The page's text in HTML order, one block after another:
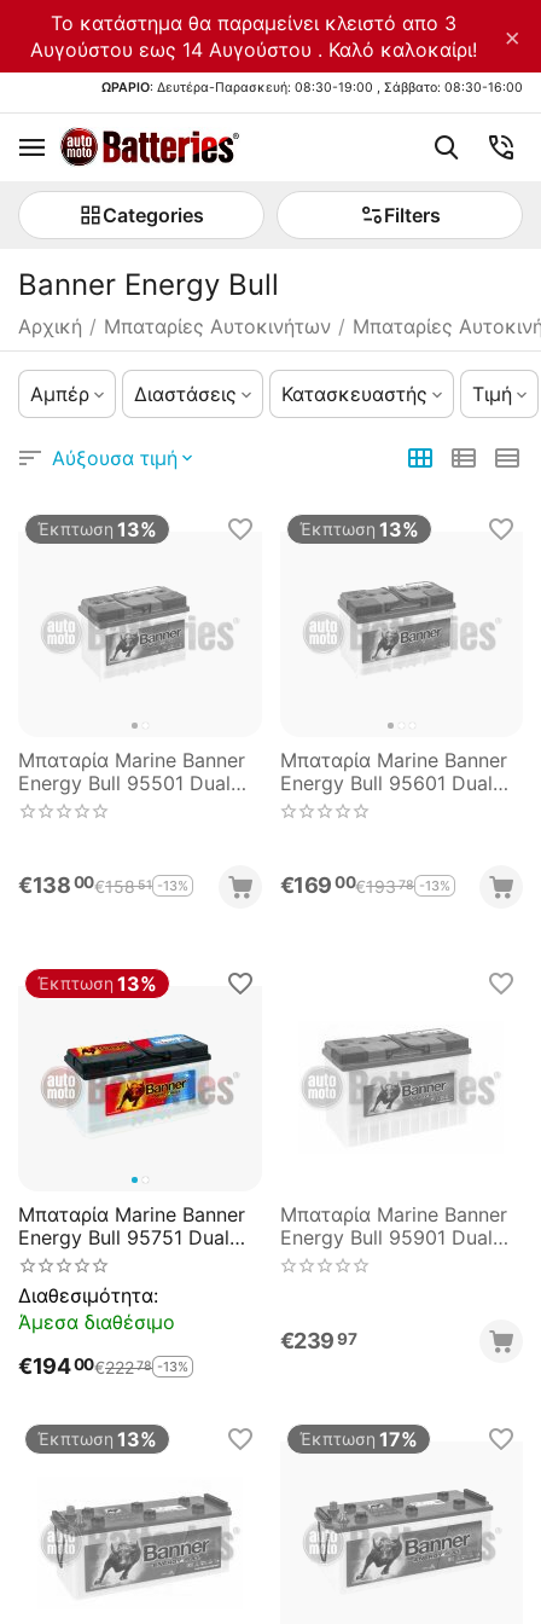
Το κατάστημα θα παραμείνει κλειστό απο 3
Αυγούστου εως 14 Αυγούστου . Καλό καλοκαίρι!
×
ΩΡΑΡΙΟ: Δευτέρα-Παρασκευή: 08:30-19:00 , Σάββατο: 08:30-16:00
Categories Filters
Banner Energy Bull
Αρχική / Μπαταρίες Αυτοκινήτων / Μπαταρίες
Αμπέρ Διαστάσεις Κατασκευαστής Τιμή
Αύξουσα τιμή
Έκπτωση 13%
Μπαταρία Marine Βanner
Energy Bull 95501 Dual
Purpose 12V 60Ah Aργής
€13800€15851 -13%
Έκπτωση 13%
Μπαταρία Marine Βanner
Energy Bull 95601 Dual
Purpose 12V 80Ah Aργής
€16900€19378 -13%
Έκπτωση 13%
Μπαταρία Marine Βanner
Energy Bull 95751 Dual
Purpose 12V 110Ah Aργής
Εκφόρτισης
Διαθεσιμότητα:
Άμεσα διαθέσιμο
€19400€22278 -13%
Μπαταρία Marine Βanner
Energy Bull 95901 Dual
Purpose 12V 115AH Aργής
€23997
Έκπτωση 13% Έκπτωση 17%